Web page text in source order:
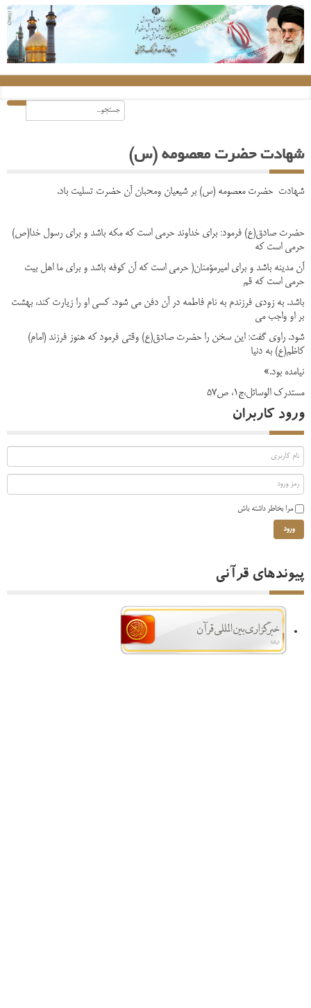
شهادت حضرت معصومه (س)
شهادت حضرت معصومه (س) بر شیعیان ومحبان آن حضرت تسلیت باد.
حضرت صادق(ع) فرمود: برای خداوند حرمی است که مکه باشد و برای رسول خدا(ص)
حرمی است که
آن مدینه باشد و برای امیرمؤمنان( حرمی است که آن کوفه باشد و برای ما اهل بیت
حرمی است که قم
باشد. به زودی فرزندم به نام فاطمه در آن دفن می شود. کسی او را زیارت کند، بهشت
بر او واجب می
شود. راوی گفت: این سخن را حضرت صادق(ع) وقتی فرمود که هنوز فرزند (امام)
کاظم(ع) به دنیا
نیامده بود.»
مستدرک الوسائل،ج1، ص57
ورود کاربران
مرا بخاطر داشته باش
ورود
پیوندهای قرآنی